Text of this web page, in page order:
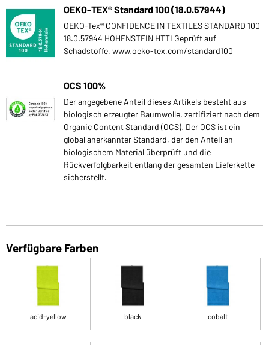
OEKO-TEX® Standard 100 (18.0.57944)
OEKO-Tex® CONFIDENCE IN TEXTILES STANDARD 100
18.0.57944 HOHENSTEIN HTTI Geprüft auf
Schadstoffe. www.oeko-tex.com/standard100
OCS 100%
Der angegebene Anteil dieses Artikels besteht aus
biologisch erzeugter Baumwolle, zertifiziert nach dem
Organic Content Standard (OCS). Der OCS ist ein
global anerkannter Standard, der den Anteil an
biologischem Material überprüft und die
Rückverfolgbarkeit entlang der gesamten Lieferkette
sicherstellt.
Verfügbare Farben
acid-yellow black cobalt